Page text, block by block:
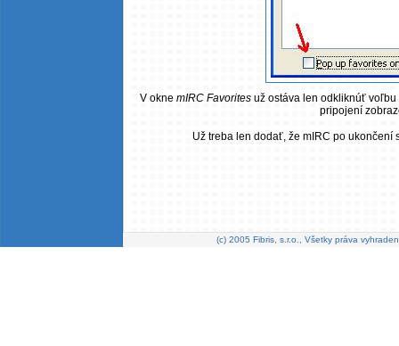
V okne mIRC Favorites už ostáva len odkliknúť voľbu
pripojení
Už treba len dodať, že mIRC po
(c) 2005 Fibris, s.r.o., Všetky práva